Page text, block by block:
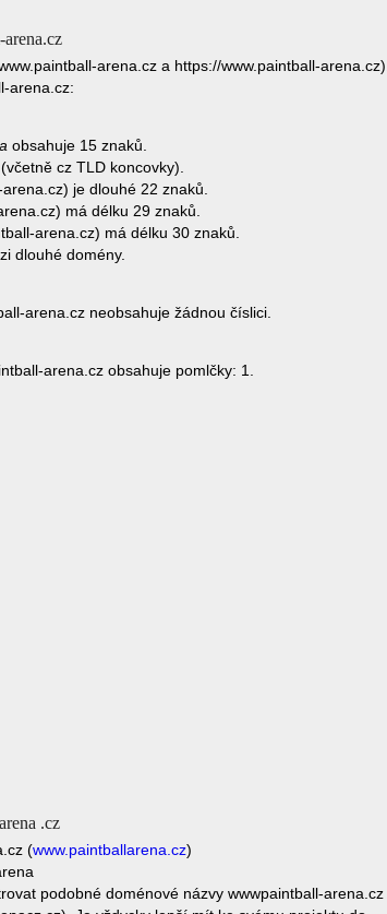
arena.cz a https://www.paintball-arena.cz).
arena.cz:
obsahuje 15 znaků.
cz TLD koncovky).
je dlouhé 22 znaků.
má délku 29 znaků.
arena.cz) má délku 30 znaků.
dlouhé domény.
arena.cz neobsahuje žádnou číslici.
arena.cz obsahuje pomlčky: 1.
.cz
(www.paintballarena.cz)
podobné doménové názvy wwwpaintball-arena.cz